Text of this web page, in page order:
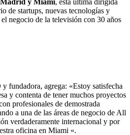
de startups, nuevas tecnologías y
negocio de la televisión con 30 años
fundadora, agrega: «Estoy satisfecha
y contenta de tener muchos proyectos
profesionales de demostrada
a una de las áreas de negocio de All
verdaderamente internacional y por
oficina en Miami «.